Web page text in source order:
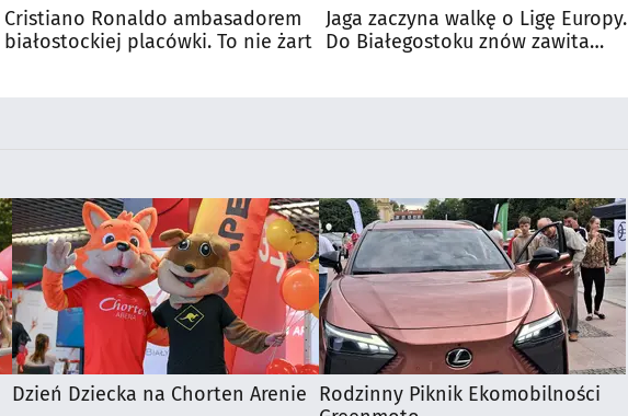
Cristiano Ronaldo ambasadorem
białostockiej placówki. To nie żart
Jaga zaczyna walkę o Ligę Europy.
Do Białegostoku znów zawita
Dzień Dziecka na Chorten Arenie Rodzinny Piknik Ekomobilności